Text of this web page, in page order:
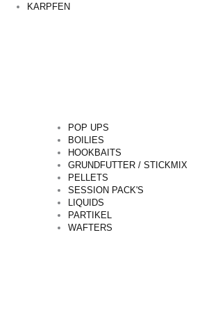
KARPFEN
POP UPS
BOILIES
HOOKBAITS
GRUNDFUTTER / STICKMIX
PELLETS
SESSION PACK'S
LIQUIDS
PARTIKEL
WAFTERS